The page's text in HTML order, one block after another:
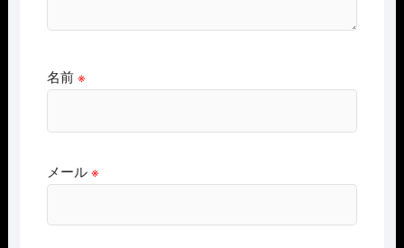
名前 ※
メール ※